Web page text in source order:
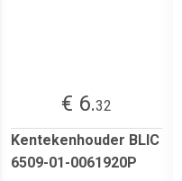
€ 6.32
Kentekenhouder BLIC
6509-01-0061920P